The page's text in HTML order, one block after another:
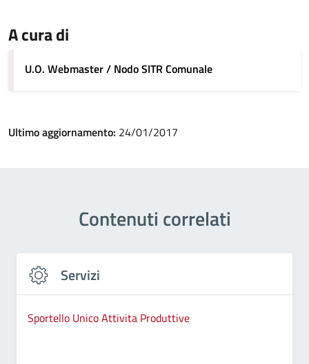
A cura di
U.O. Webmaster / Nodo SITR Comunale
Ultimo aggiornamento: 24/01/2017
Contenuti correlati
Servizi
Sportello Unico Attivita Produttive